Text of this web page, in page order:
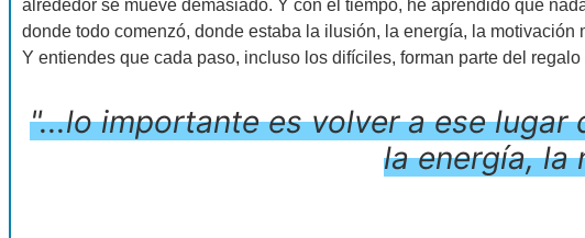
alrededor se mueve demasiado. Y con el tiempo, he aprendido que
donde todo comenzó, donde estaba la ilusión, la energía, la
Y entiendes que cada paso, incluso los difíciles, forman parte del
"...lo importante es volver a ese
la energía, la